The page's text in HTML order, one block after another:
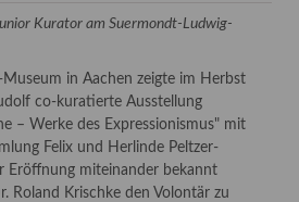
Kurator am Suermondt-Ludwig-
in Aachen zeigte im Herbst
co-kuratierte Ausstellung
– Werke des Expressionismus" mit
Felix und Herlinde Peltzer-
Eröffnung miteinander bekannt
Roland Krischke den Volontär zu